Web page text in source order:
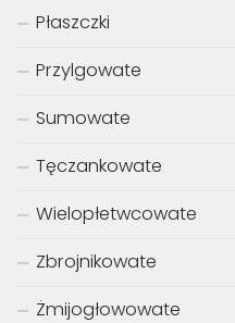
Płaszczki
Przylgowate
Sumowate
Tęczankowate
Wielopłetwcowate
Zbrojnikowate
Żmijogłowowate